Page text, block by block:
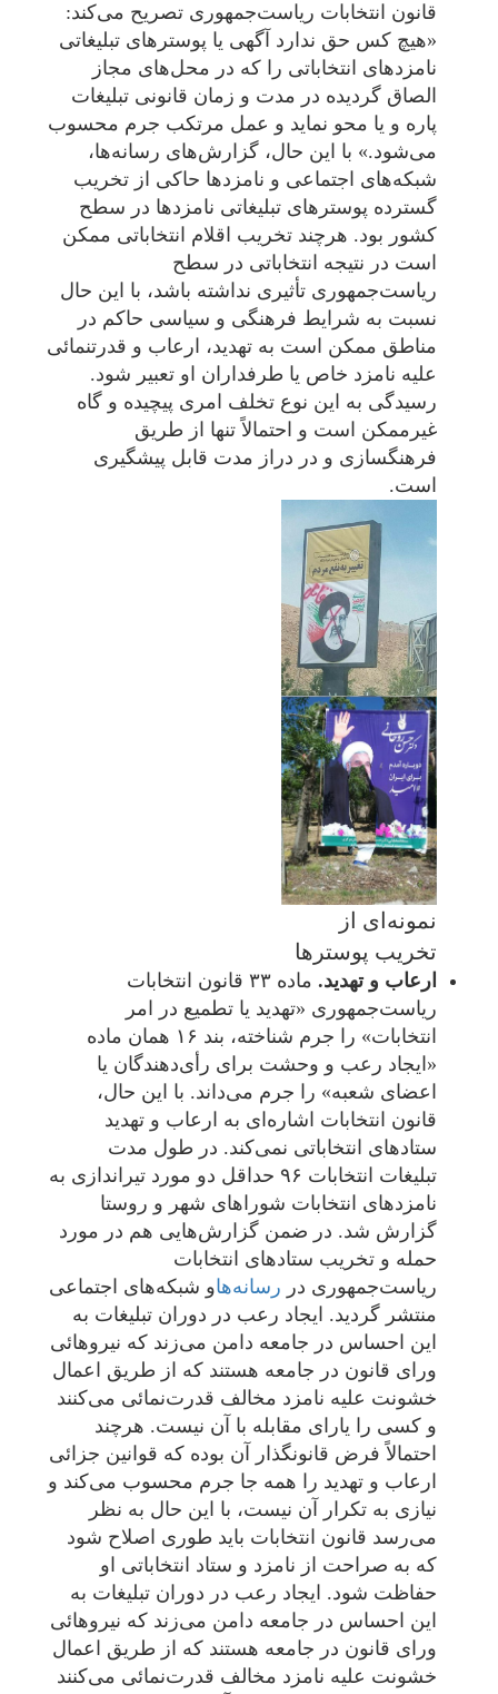
قانون انتخابات ریاست‌جمهوری تصریح می‌کند:
«هيچ كس حق ندارد آگهی يا پوسترهای تبليغاتی
نامزدهای انتخاباتی را كه در محل‌های مجاز
الصاق گرديده در مدت و زمان قانونی تبليغات
پاره و يا محو نمايد و عمل مرتكب جرم محسوب
می‌شود.» با این حال، گزارش‌های رسانه‌ها،
شبکه‌های اجتماعی و نامزدها حاکی از تخریب
گسترده پوسترهای تبلیغاتی نامزدها در سطح
کشور بود. هرچند تخریب اقلام انتخاباتی ممکن
است در نتیجه انتخاباتی در سطح
ریاست‌جمهوری تأثیری نداشته باشد، با این حال
نسبت به شرایط فرهنگی و سیاسی حاکم در
مناطق ممکن است به تهدید، ارعاب و قدرتنمائی
علیه نامزد خاص یا طرفداران او تعبیر شود.
رسیدگی به این نوع تخلف امری پیچیده و گاه
غیرممکن است و احتمالاً تنها از طریق
فرهنگسازی و در دراز مدت قابل پیشگیری
است.
نمونه‌ای از
تخریب پوسترها
ارعاب و تهدید.
ماده ۳۳ قانون انتخابات
ریاست‌جمهوری «تهدید یا تطمیع در امر
انتخابات» را جرم شناخته، بند ۱۶ همان ماده
«ایجاد رعب و وحشت برای رأی‌دهندگان یا
اعضای شعبه» را جرم می‌داند. با این حال،
قانون انتخابات اشاره‌ای به ارعاب و تهدید
ستادهای انتخاباتی نمی‌کند. در طول مدت
تبلیغات انتخابات ۹۶ حداقل دو مورد تیراندازی به
نامزدهای انتخابات شوراهای شهر و روستا
گزارش شد. در ضمن گزارش‌هایی هم در مورد
حمله و تخریب ستادهای انتخابات
ریاست‌جمهوری در رسانه‌هاو شبکه‌های اجتماعی
منتشر گردید. ایجاد رعب در دوران تبلیغات به
این احساس در جامعه دامن می‌زند که نیروهائی
ورای قانون در جامعه هستند که از طریق اعمال
خشونت علیه نامزد مخالف قدرت‌نمائی می‌کنند
و کسی را یارای مقابله با آن نیست. هرچند
احتمالاً فرض قانونگذار آن بوده که قوانین جزائی
ارعاب و تهدید را همه جا جرم محسوب می‌کند و
نیازی به تکرار آن نیست، با این حال به نظر
می‌رسد قانون انتخابات باید طوری اصلاح شود
که به صراحت از نامزد و ستاد انتخاباتی او
حفاظت شود. ایجاد رعب در دوران تبلیغات به
این احساس در جامعه دامن می‌زند که نیروهائی
ورای قانون در جامعه هستند که از طریق اعمال
خشونت علیه نامزد مخالف قدرت‌نمائی می‌کنند